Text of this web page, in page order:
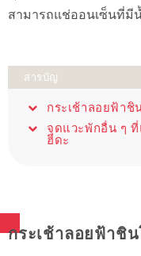
สามารถแช่ออนเซ็นที่
สารบัญ
กระเช้าลอยฟ้าชิ
จุดแวะพักอื่น ๆ ที่
ฮิดะ
กระเช้าลอยฟ้าชิ